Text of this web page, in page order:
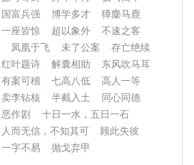
国富兵强 博学多才
獐麇马鹿
一座皆惊 超以象外
不速之客
凤凰于飞 未了公案
存亡绝续
红叶题诗 解囊相助
东风吹马耳
有案可稽 七高八低
高人一等
卖李钻核 半截入土
同心同德
恶作剧
十日一水，五日一石
人而无信，不知其可
顾此失彼
一字不易 抛戈弃甲